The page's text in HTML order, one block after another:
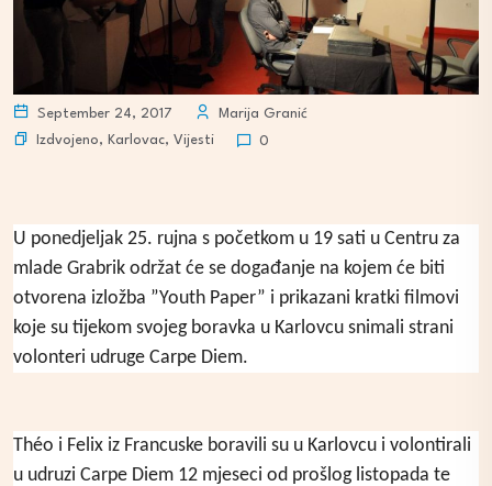
September 24, 2017
Marija Granić
Izdvojeno, Karlovac, Vijesti 0
U ponedjeljak 25. rujna s početkom u 19 sati u Centru za
mlade Grabrik održat će se događanje na kojem će biti
otvorena izložba ”Youth Paper” i prikazani kratki filmovi
koje su tijekom svojeg boravka u Karlovcu snimali strani
volonteri udruge Carpe Diem.
Théo i Felix iz Francuske boravili su u Karlovcu i volontirali
u udruzi Carpe Diem 12 mjeseci od prošlog listopada te